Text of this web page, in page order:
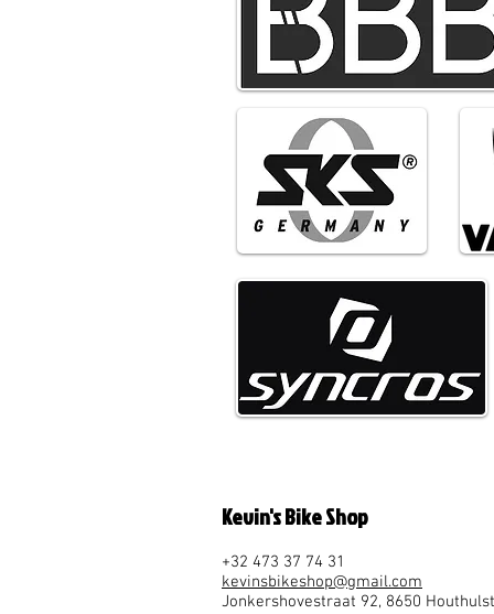
Kevin's Bike Shop
+32 473 37 74 31
kevinsbikeshop@gmail.com